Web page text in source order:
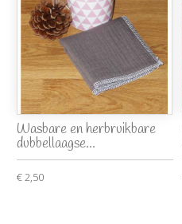
Wasbare en herbruikbare
dubbellaagse...
€ 2,50